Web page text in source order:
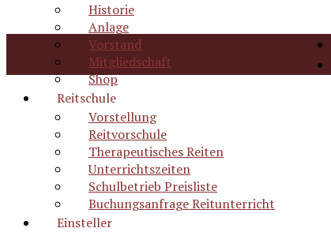
Historie
Anlage
Vorstand
Mitgliedschaft
Shop
Reitschule
Vorstellung
Reitvorschule
Therapeutisches Reiten
Unterrichtszeiten
Schulbetrieb Preisliste
Buchungsanfrage Reitunterricht
Einsteller